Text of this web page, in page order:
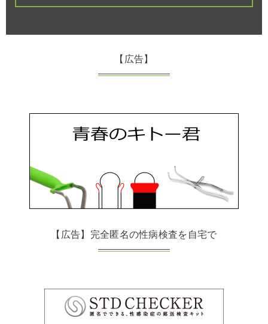
【広告】
【広告】完全匿名の性病検査を自宅で